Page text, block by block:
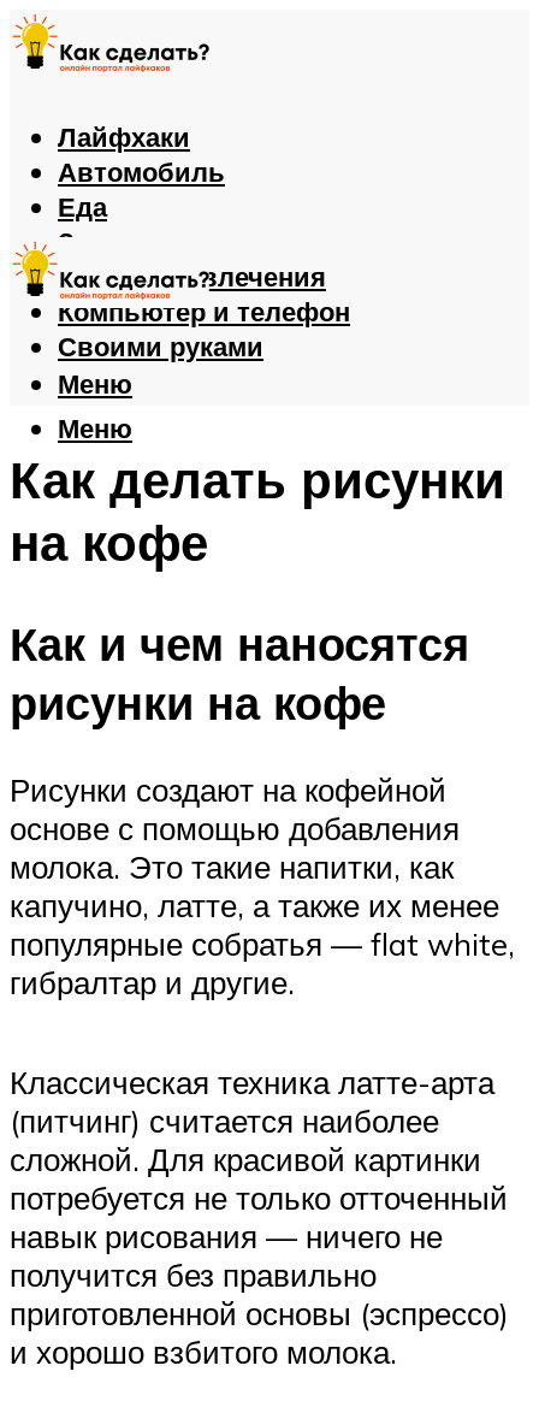
Лайфхаки
Автомобиль
Еда
Здоровье
Игры и развлечения
Компьютер и телефон
Своими руками
Меню
Меню
Как делать рисунки
на кофе
Как и чем наносятся
рисунки на кофе
Рисунки создают на кофейной
основе с помощью добавления
молока. Это такие напитки, как
капучино, латте, а также их менее
популярные собратья — flat white,
гибралтар и другие.
Классическая техника латте-арта
(питчинг) считается наиболее
сложной. Для красивой картинки
потребуется не только отточенный
навык рисования — ничего не
получится без правильно
приготовленной основы (эспрессо)
и хорошо взбитого молока.